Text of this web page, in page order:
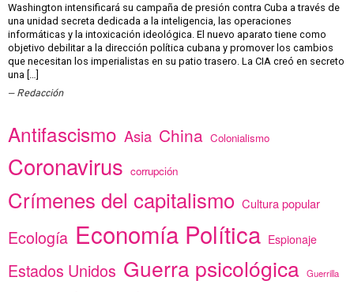
Washington intensificará su campaña de presión contra Cuba a través de
una unidad secreta dedicada a la inteligencia, las operaciones
informáticas y la intoxicación ideológica. El nuevo aparato tiene como
objetivo debilitar a la dirección política cubana y promover los cambios
que necesitan los imperialistas en su patio trasero. La CIA creó en secreto
una […]
Redacción
Antifascismo Asia China Colonialismo
Coronavirus corrupción
Crímenes del capitalismo Cultura popular
Ecología Economía Política Espionaje
Estados Unidos Guerra psicológica Guerrilla